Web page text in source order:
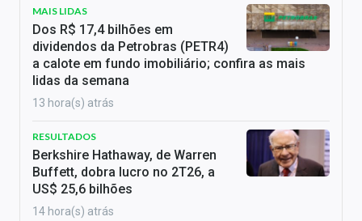
MAIS LIDAS
Dos R$ 17,4 bilhões em
dividendos da Petrobras (PETR4)
a calote em fundo imobiliário; confira as mais
lidas da semana
13 hora(s) atrás
RESULTADOS
Berkshire Hathaway, de Warren
Buffett, dobra lucro no 2T26, a
US$ 25,6 bilhões
14 hora(s) atrás